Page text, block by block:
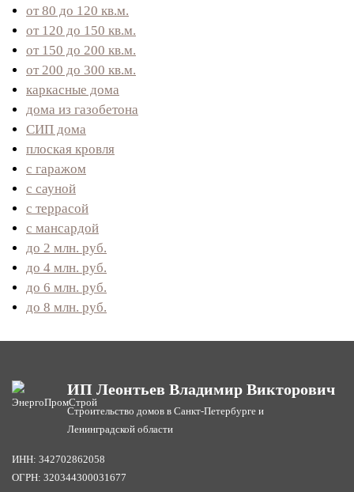
от 80 до 120 кв.м.
от 120 до 150 кв.м.
от 150 до 200 кв.м.
от 200 до 300 кв.м.
каркасные дома
дома из газобетона
СИП дома
плоская кровля
с гаражом
с сауной
с террасой
с мансардой
до 2 млн. руб.
до 4 млн. руб.
до 6 млн. руб.
до 8 млн. руб.
ИП Леонтьев Владимир Викторович
Строительство домов в Санкт-Петербурге и
Ленинградской области
ИНН: 342702862058
ОГРН: 320344300031677